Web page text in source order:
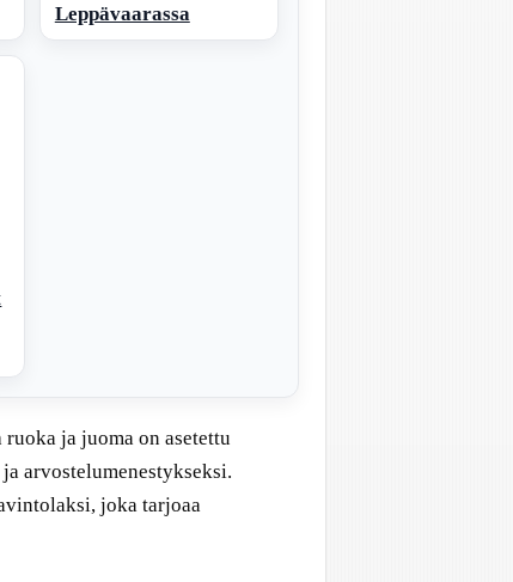
Leppävaarassa
ja juoma on asetettu
arvostelumenestykseksi.
joka tarjoaa